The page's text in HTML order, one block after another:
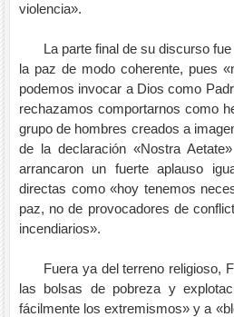
violencia».
La parte final de su discurso
la paz de modo coherente, pues
podemos invocar a Dios como
rechazamos comportarnos como
grupo de hombres creados a
de la declaración «Nostra
arrancaron un fuerte aplauso
directas como «hoy tenemos
paz, no de provocadores de
incendiarios».
Fuera ya del terreno religioso,
las bolsas de pobreza y
fácilmente los extremismos» y a